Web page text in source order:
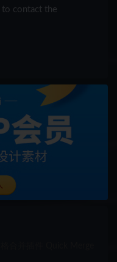
contact the